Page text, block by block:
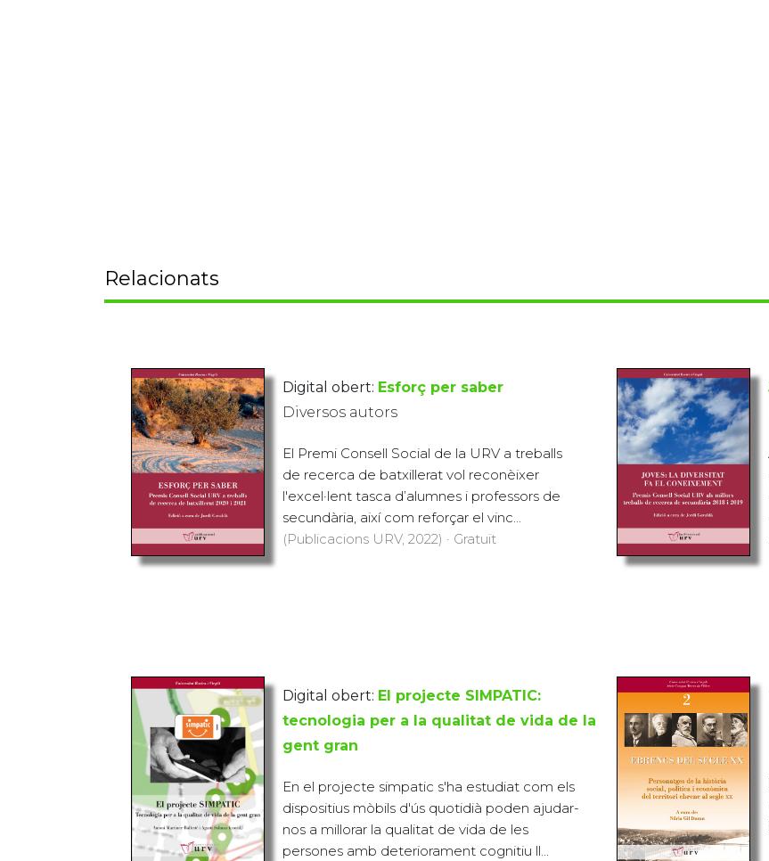
Relacionats
Digital obert: Esforç per saber
Diversos autors
El Premi Consell Social de la URV a treballs
de recerca de batxillerat vol reconèixer
l'excel·lent tasca d’alumnes i professors de
secundària, així com reforçar el vinc...
(Publicacions URV, 2022) · Gratuït
Digital obert: El projecte SIMPATIC:
tecnologia per a la qualitat de vida de la
gent gran
En el projecte simpatic s'ha estudiat com els
dispositius mòbils d'ús quotidià poden ajudar-
nos a millorar la qualitat de vida de les
persones amb deteriorament cognitiu ll...